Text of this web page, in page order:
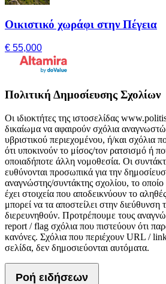
Οικιστικό χωράφι στην Πέγεια
€ 55,000
Πολιτική Δημοσίευσης Σχολίων
Οι ιδιοκτήτες της ιστοσελίδας
δικαίωμα να αφαιρούν σχόλια
υβριστικού περιεχομένου, ή/και σχόλια
ότι υποκινούν το μίσος/τον ρατσισμό ή
οποιαδήποτε άλλη νομοθεσία. Οι
ευθύνονται προσωπικά για την
αναγνώστης/συντάκτης σχολίου, το οποίο
έχει στοιχεία που αποδεικνύουν το
μπορεί να τα αποστείλει στην διεύθυνση
διερευνηθούν. Προτρέπουμε τους
report / flag σχόλια που πιστεύουν ότι
κανόνες. Σχόλια που περιέχουν URL /
σελίδα, δεν δημοσιεύονται αυτόματα.
Ροή ειδήσεων